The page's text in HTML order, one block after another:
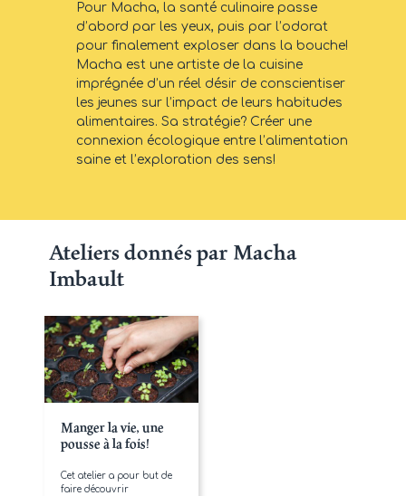
Pour Macha, la santé culinaire passe
d’abord par les yeux, puis par l’odorat
pour finalement exploser dans la bouche!
Macha est une artiste de la cuisine
imprégnée d’un réel désir de conscientiser
les jeunes sur l’impact de leurs habitudes
alimentaires. Sa stratégie? Créer une
connexion écologique entre l’alimentation
saine et l’exploration des sens!
Ateliers donnés par Macha
Imbault
Manger la vie, une
pousse à la fois!
Cet atelier a pour but de
faire découvrir